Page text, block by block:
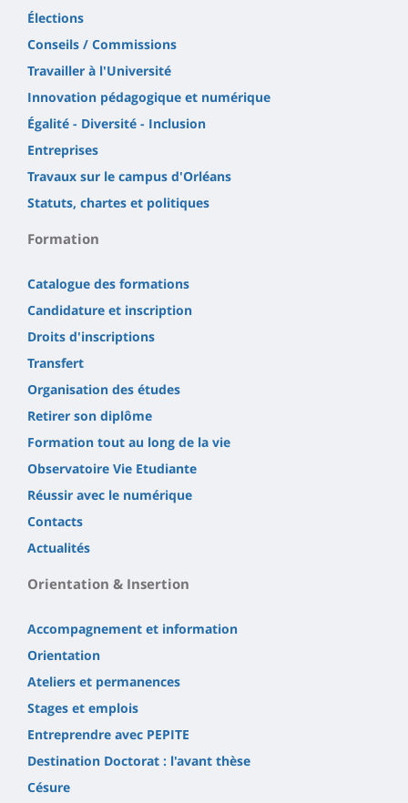
Élections
Conseils / Commissions
Travailler à l'Université
Innovation pédagogique et numérique
Égalité - Diversité - Inclusion
Entreprises
Travaux sur le campus d'Orléans
Statuts, chartes et politiques
Formation
Catalogue des formations
Candidature et inscription
Droits d'inscriptions
Transfert
Organisation des études
Retirer son diplôme
Formation tout au long de la vie
Observatoire Vie Etudiante
Réussir avec le numérique
Contacts
Actualités
Orientation & Insertion
Accompagnement et information
Orientation
Ateliers et permanences
Stages et emplois
Entreprendre avec PEPITE
Destination Doctorat : l'avant thèse
Césure